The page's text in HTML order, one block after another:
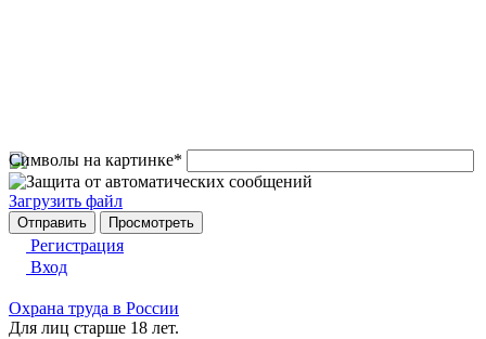
Символы на картинке*
Загрузить файл
Регистрация
Вход
Охрана труда в России
Для лиц старше 18 лет.